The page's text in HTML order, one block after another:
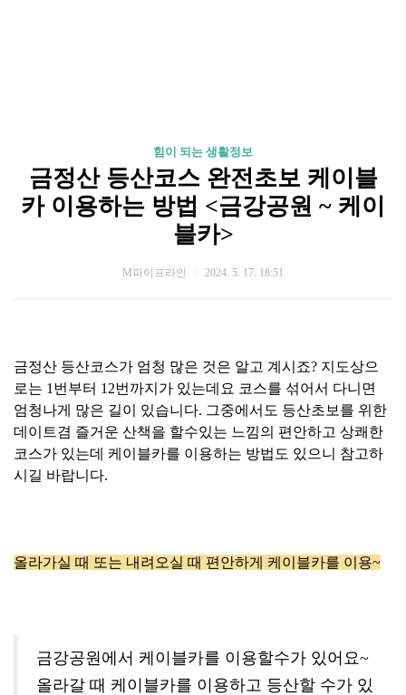
힘이 되는 생활정보
금정산 등산코스 완전초보 케이블
카 이용하는 방법 <금강공원 ~ 케이
블카>
M파이프라인 2024. 5. 17. 18:51
금정산 등산코스가 엄청 많은 것은 알고 계시죠? 지도상으
로는 1번부터 12번까지가 있는데요 코스를 섞어서 다니면
엄청나게 많은 길이 있습니다. 그중에서도 등산초보를 위한
데이트겸 즐거운 산책을 할수있는 느낌의 편안하고 상쾌한
코스가 있는데 케이블카를 이용하는 방법도 있으니 참고하
시길 바랍니다.
올라가실 때 또는 내려오실 때 편안하게 케이블카를 이용~
금강공원에서 케이블카를 이용할수가 있어요~
올라갈 때 케이블카를 이용하고 등산할 수가 있